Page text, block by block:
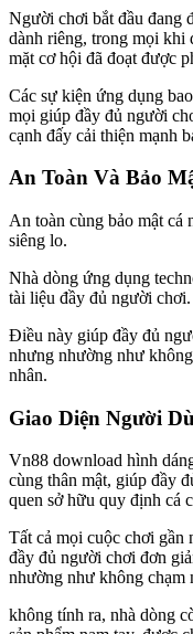
Người chơi bắt đầu đang
dành riêng, trong mọi khi
mặt cơ hội đã đoạt được
Các sự kiện ứng dụng
mọi giúp đầy đủ người
cạnh đấy cải thiện mạnh
An Toàn Và Bảo
An toàn cùng bảo mật cá
siêng lo.
Nhà dòng ứng dụng
tài liệu đầy đủ người chơi.
Điều này giúp đầy đủ
nhưng nhường như
nhân.
Giao Diện Người
Vn88 download hình
cùng thân mật, giúp đầy
quen sở hữu quy định cá
Tất cả mọi cuộc chơi gần
đầy đủ người chơi đơn
nhường như không chạm
không tính ra, nhà dòng